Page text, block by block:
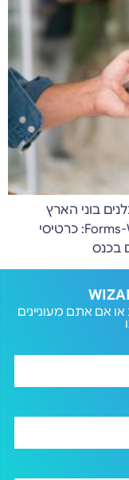
בוני הארץ
פיתחנו עוד פיצ’ר ייחודי במערכת Forms-Wizard: כרטיסי
בכנס
אם אתם מעוניינים